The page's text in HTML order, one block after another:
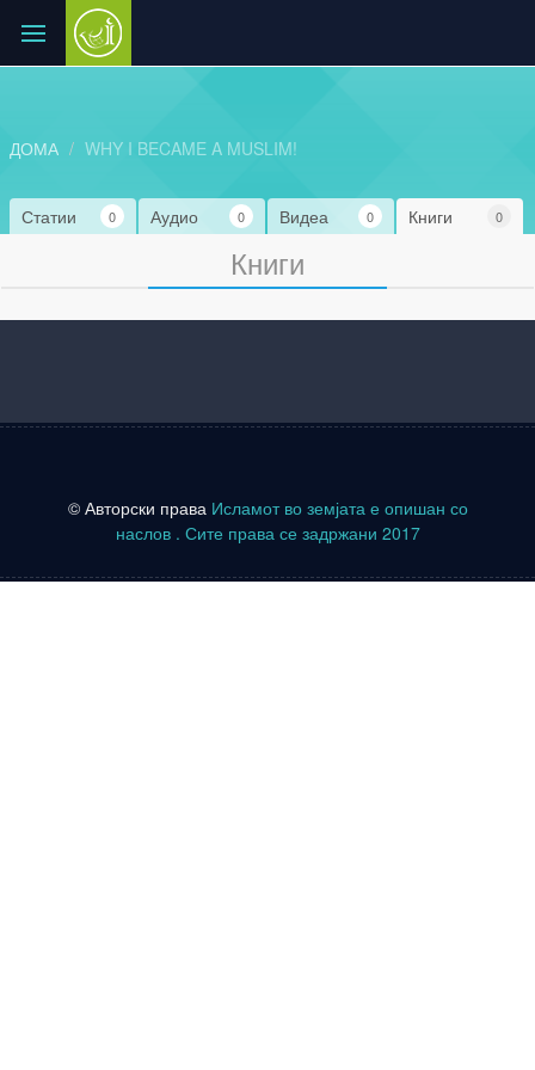
ДОМА WHY I BECAME A MUSLIM!
Книги 0
Видеа 0
Аудио 0
Статии 0
Книги
© Авторски права Исламот во земјата е опишан со
наслов . Сите права се задржани 2017